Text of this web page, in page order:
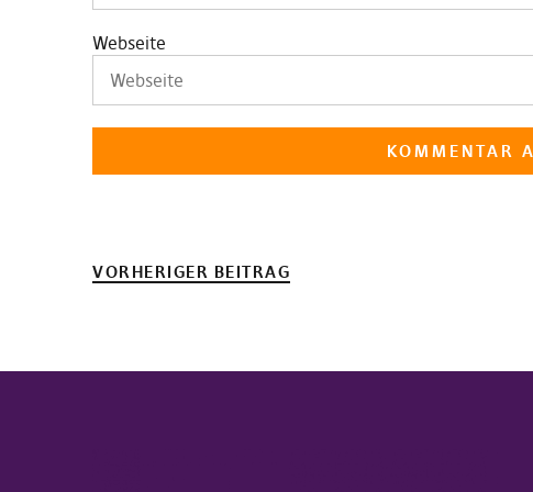
Webseite
VORHERIGER BEITRAG